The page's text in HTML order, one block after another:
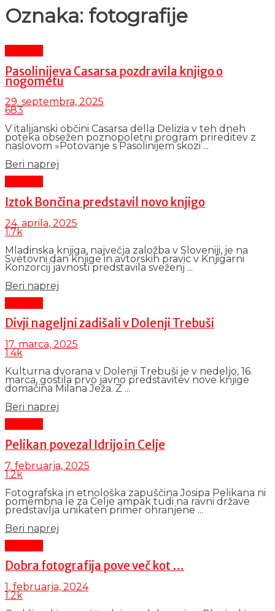
Oznaka: fotografije
Pasolinijeva Casarsa pozdravila knjigo o
nogometu
29. septembra, 2025
683
V italijanski občini Casarsa della Delizia v teh dneh
poteka obsežen poznopoletni program prireditev z
naslovom »Potovanje s Pasolinijem skozi ...
Beri naprej
Iztok Bončina predstavil novo knjigo
24. aprila, 2025
1.7k
Mladinska knjiga, največja založba v Sloveniji, je na
Svetovni dan knjige in avtorskih pravic v Knjigarni
Konzorcij javnosti predstavila sveženj ...
Beri naprej
Divji nageljni zadišali v Dolenji Trebuši
17. marca, 2025
1.4k
Kulturna dvorana v Dolenji Trebuši je v nedeljo, 16.
marca, gostila prvo javno predstavitev nove knjige
domačina Milana Ježa. Z ...
Beri naprej
Pelikan povezal Idrijo in Celje
7. februarja, 2025
1.2k
Fotografska in etnološka zapuščina Josipa Pelikana ni
pomembna le za Celje ampak tudi na ravni države
predstavlja unikaten primer ohranjene ...
Beri naprej
Dobra fotografija pove več kot …
1. februarja, 2024
1.2k